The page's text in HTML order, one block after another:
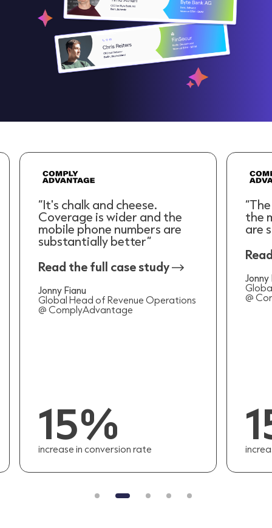
“It's chalk and cheese.
Coverage is wider and the
mobile phone numbers are
substantially better”
Read the full case study
Jonny Fianu
Global Head of Revenue Operations
@ ComplyAdvantage
15%
increase in conversion rate
the
are
Jonny
@